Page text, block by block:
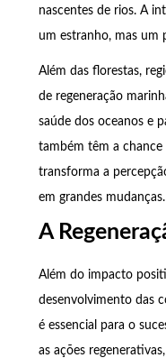
nascentes de rios. A
um estranho, mas um
Além das florestas,
de regeneração
saúde dos oceanos e
também têm a
transforma a
em grandes mudanças.
A
Além do impacto
desenvolvimento das
é essencial para o
as ações